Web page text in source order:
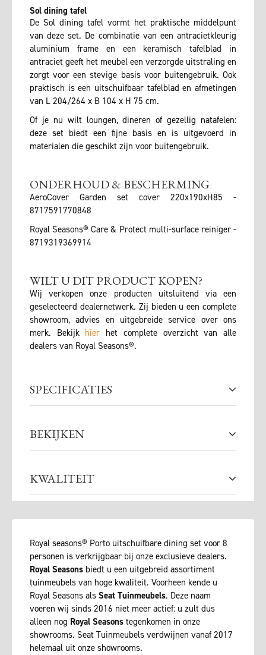
Sol dining tafel
De Sol dining tafel vormt het praktische middelpunt
van deze set. De combinatie van een antracietkleurig
aluminium frame en een keramisch tafelblad in
antraciet geeft het meubel een verzorgde uitstraling en
zorgt voor een stevige basis voor buitengebruik. Ook
praktisch is een uitschuifbaar tafelblad en afmetingen
van L 204/264 x B 104 x H 75 cm.
Of je nu wilt loungen, dineren of gezellig natafelen:
deze set biedt een fijne basis en is uitgevoerd in
materialen die geschikt zijn voor buitengebruik.
ONDERHOUD & BESCHERMING
AeroCover Garden set cover 220x190xH85 -
8717591770848
Royal Seasons® Care & Protect multi-surface reiniger -
8719319369914
WILT U DIT PRODUCT KOPEN?
Wij verkopen onze producten uitsluitend via een
geselecteerd dealernetwerk. Zij bieden u een complete
showroom, advies en uitgebreide service over ons
merk. Bekijk hier het complete overzicht van alle
dealers van Royal Seasons®.
SPECIFICATIES
BEKIJKEN
KWALITEIT
Royal seasons® Porto uitschuifbare dining set voor 8
personen is verkrijgbaar bij onze exclusieve dealers.
Royal Seasons biedt u een uitgebreid assortiment
tuinmeubels van hoge kwaliteit. Voorheen kende u
Royal Seasons als Seat Tuinmeubels. Deze naam
voeren wij sinds 2016 niet meer actief: u zult dus
alleen nog Royal Seasons tegenkomen in onze
showrooms. Seat Tuinmeubels verdwijnen vanaf 2017
helemaal uit onze showrooms.